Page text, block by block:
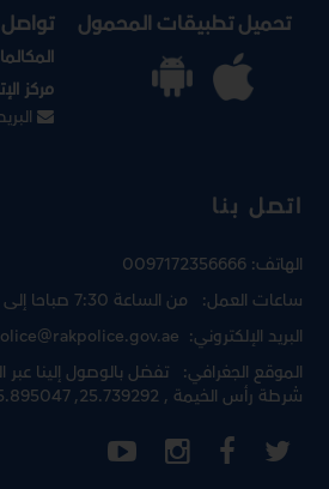
تحميل تطبيقات المحمول تواصل
مركز
البريد
اتصل بنا
الهاتف:0097172356666
ساعات العمل: من الساعة 7:30 صباحا إلى الساعة 3:30 بعد الظهر
البريد الإلكتروني:rakpolice@rakpolice.gov.ae
الموقع الجغرافي: تفضل بالوصول إلينا عبر
شرطة رأس الخيمة, 25.739292, 55.895047